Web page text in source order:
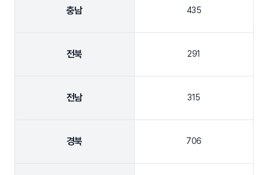
충남 435
전북 291
전남 315
경북 706